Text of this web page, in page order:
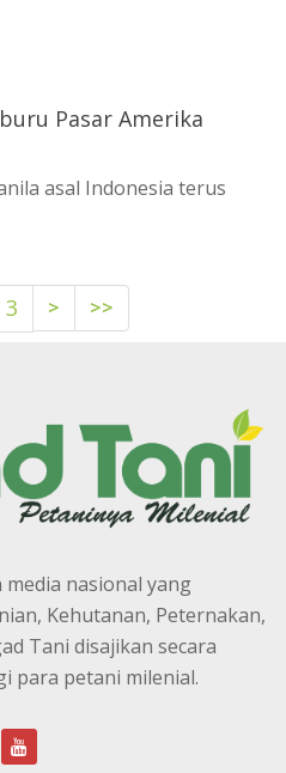
Pasar Amerika
asal Indonesia terus
3 > >>
media nasional yang
Kehutanan, Peternakan,
Tani disajikan secara
para petani milenial.